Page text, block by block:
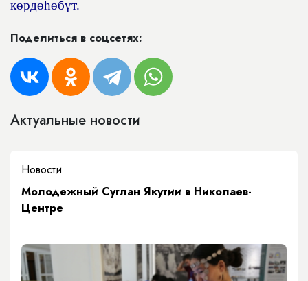
көрдөһөбүт.
Поделиться в соцсетях:
Актуальные новости
Новости
Молодежный Суглан Якутии в Николаев-
Центре